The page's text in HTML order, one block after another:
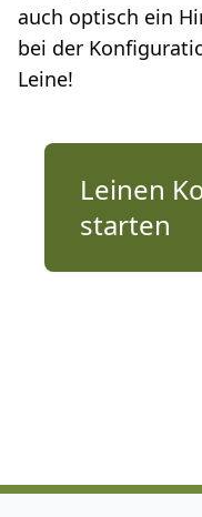
auch optisch ein
bei der
Leine!
Leinen
starten